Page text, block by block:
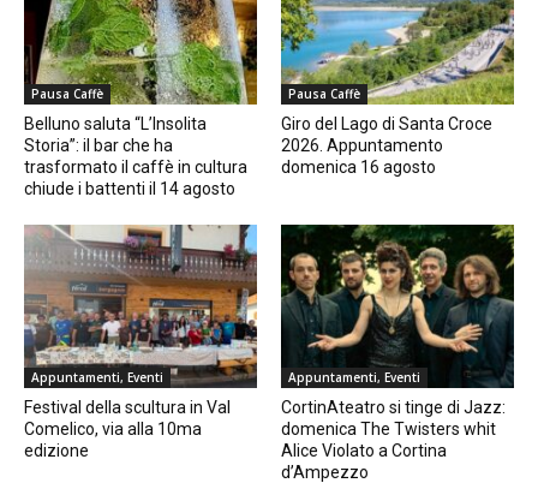
Pausa Caffè
Belluno saluta “L’Insolita
Storia”: il bar che ha
trasformato il caffè in cultura
chiude i battenti il 14 agosto
Pausa Caffè
Giro del Lago di Santa Croce
2026. Appuntamento
domenica 16 agosto
Appuntamenti, Eventi
Festival della scultura in Val
Comelico, via alla 10ma
edizione
Appuntamenti, Eventi
CortinAteatro si tinge di Jazz:
domenica The Twisters whit
Alice Violato a Cortina
d’Ampezzo